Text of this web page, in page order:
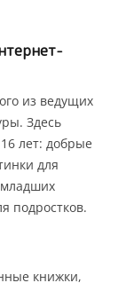
из ведущих
Здесь
лет: добрые
для
подростков.
книжки,